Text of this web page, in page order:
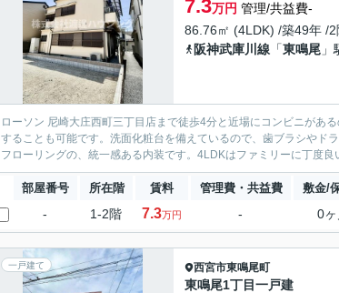
7.3万円 管理/共益費-
86.76㎡ (4LDK) /築49年 /2
阪神武庫川線 「東鳴尾
ローソン 尼崎大庄西町三丁目店まで徒歩4分と近場にコンビニがあ
することも可能です。洗面化粧台を備えているので、歯ブラシやド
フローリングの、統一感ある内装です。4LDKはファミリーに丁度
部屋番号 所在階 賃料 管理費・共益費 敷金/
- 1-2階 7.3万円 - 0ヶ
一戸建て 西宮市東鳴尾町
東鳴尾1丁目一戸建